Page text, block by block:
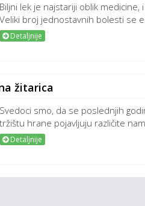
Biljni lek je najstariji oblik medicine,
Veliki broj jednostavnih bolesti se
Detaljnije
žitarica
Svedoci smo, da se poslednjih
tržištu hrane pojavljuju različite
Detaljnije